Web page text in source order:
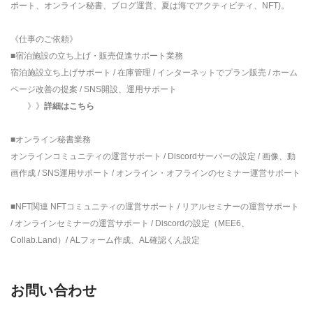
ポート、オンライン秘書、ブログ運営、夏は海でアクティビティ、NFT)。
《仕事のご依頼》
■宿泊施設の立ち上げ・販売促進サポート業務
宿泊施設立ち上げサポート / 在庫管理 / インターネットでプラン販売 / ホーム
ページ改善の提案 / SNS開設、運用サポート
》》 詳細はこちら
■オンライン秘書業務
オンラインコミュニティの運営サポート / Discordサーバーの設定 / 画像、動
画作成 / SNS運用サポート / オンライン・オフラインのセミナー運営サポート
■NFT関連 NFTコミュニティの運営サポート / リアルセミナーの運営サポート
/ オンラインセミナーの運営サポート / Discordの設定（MEE6、
Collab.Land）/ ALフォーム作成、AL確認くん設定
お問い合わせ